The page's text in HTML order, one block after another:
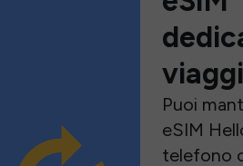
viaggi
Puoi
eSIM
telefono